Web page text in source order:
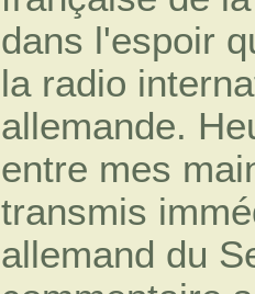
dans l'espoir
la radio
allemande.
entre mes
transmis
allemand du